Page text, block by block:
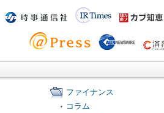
ファイナンス
コラム